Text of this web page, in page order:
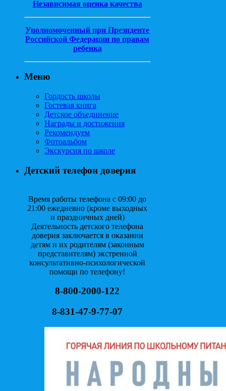
Независимая оценка качества
Уполномоченный при Президенте
Российской Федерации по правам
ребенка
Меню
Гордость школы
Гостевая книга
Детское объединение
Награды и достижения
Рекомендуем
Фотоальбом
Экскурсия по школе
Детский телефон доверия
Время работы телефона с 09:00 до
21:00 ежедневно (кроме выходных
и праздничных дней)
Деятельность детского телефона
доверия заключается в оказании
детям и их родителям (законным
представителям) экстренной
консультативно-психологической
помощи по телефону!
8-800-2000-122
8-831-47-9-77-07